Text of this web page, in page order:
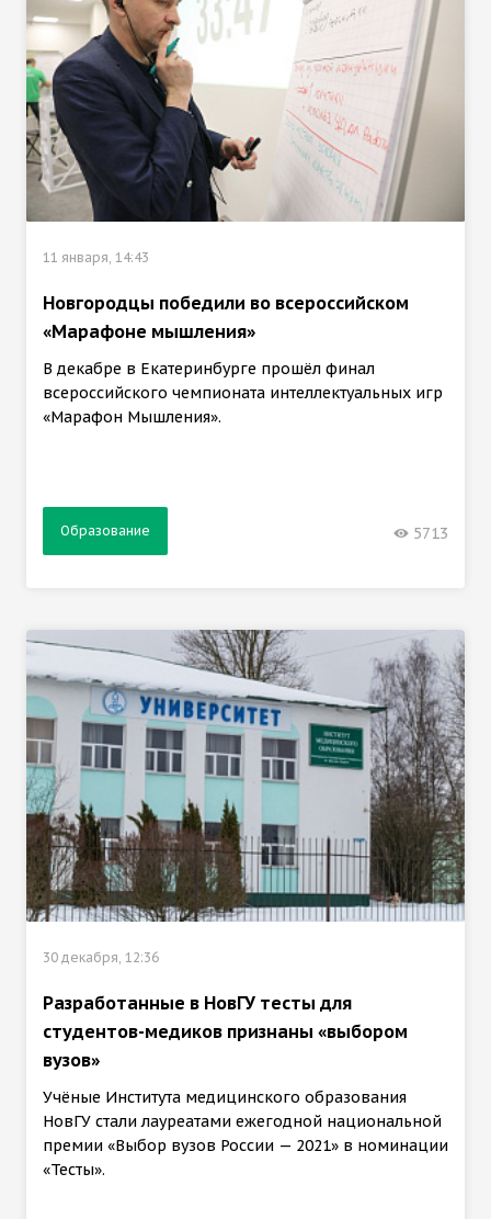
11 января, 14:43
Новгородцы победили во всероссийском
«Марафоне мышления»
В декабре в Екатеринбурге прошёл финал
всероссийского чемпионата интеллектуальных игр
«Марафон Мышления».
Образование 5713
30 декабря, 12:36
Разработанные в НовГУ тесты для
студентов-медиков признаны «выбором
вузов»
Учёные Института медицинского образования
НовГУ стали лауреатами ежегодной национальной
премии «Выбор вузов России — 2021» в номинации
«Тесты».